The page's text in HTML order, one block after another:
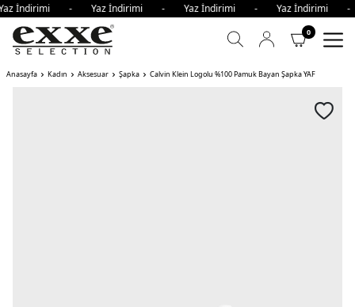
İndirimi - Yaz İndirimi - Yaz İndirimi - Yaz
0
Anasayfa Kadın Aksesuar Şapka Calvin Klein Logolu %100 Pamuk Bayan Şapka YAF